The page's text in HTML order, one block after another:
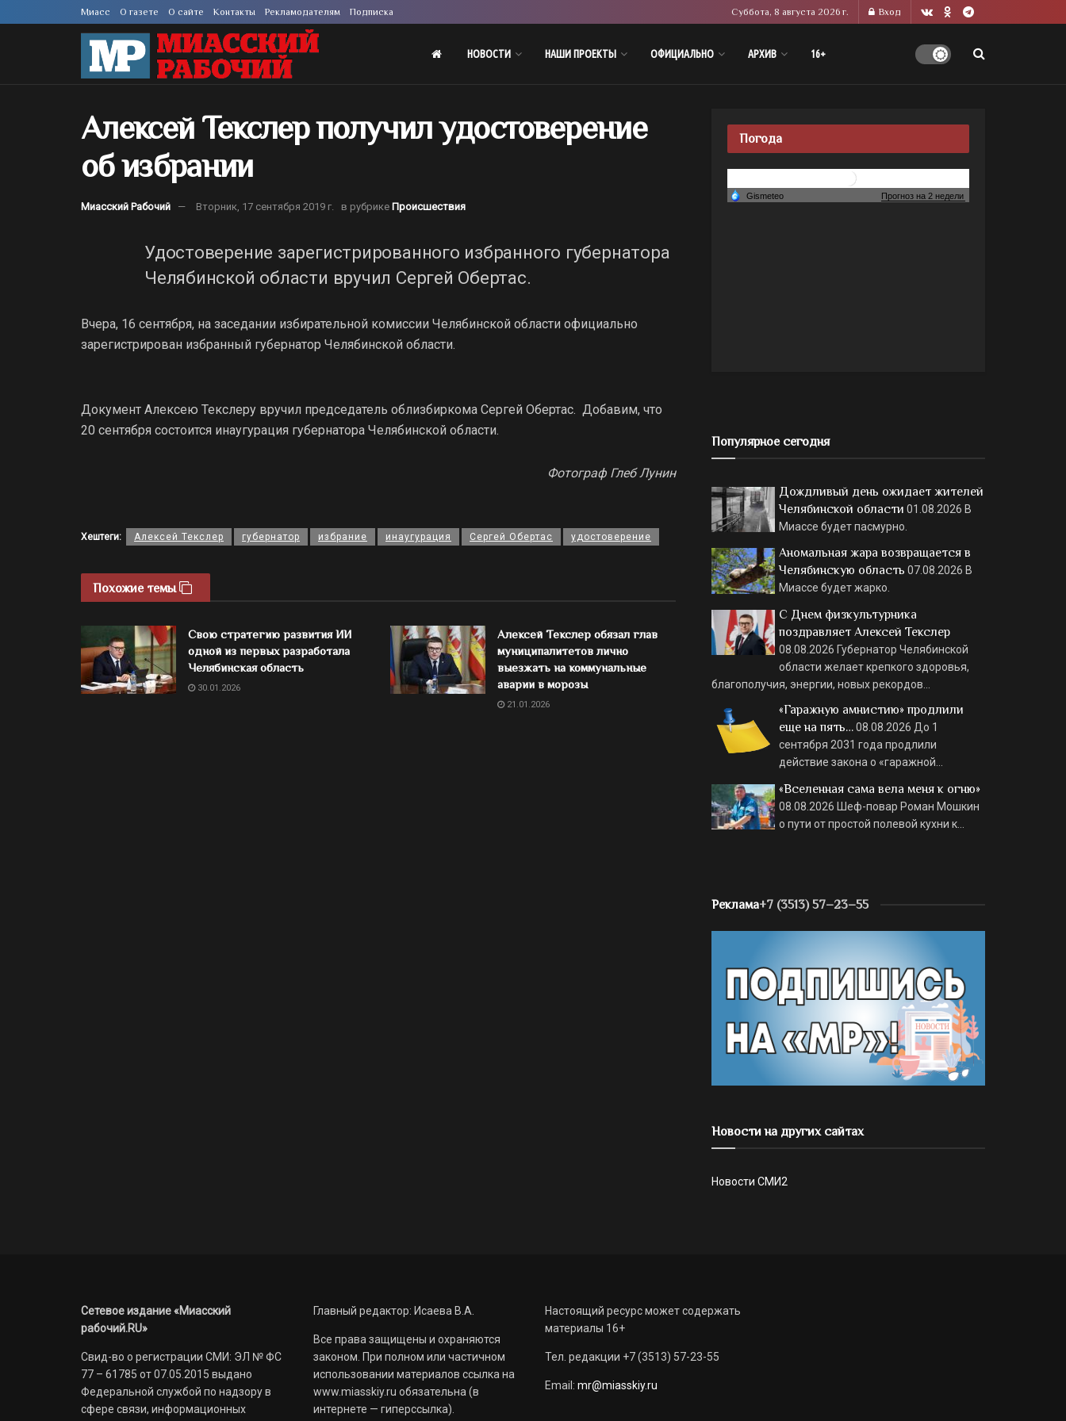
Миасс О газете О сайте Контакты Рекламодателям Подписка Суббота, 8 августа 2026 г. Вход
НОВОСТИ НАШИ ПРОЕКТЫ ОФИЦИАЛЬНО АРХИВ 16+
Алексей Текслер получил удостоверение
об избрании
Миасский Рабочий Вторник, 17 сентября 2019 г. в рубрике Происшествия
Удостоверение зарегистрированного избранного губернатора
Челябинской области вручил Сергей Обертас.
Вчера, 16 сентября, на заседании избирательной комиссии Челябинской области официально
зарегистрирован избранный губернатор Челябинской области.
Документ Алексею Текслеру вручил председатель облизбиркома Сергей Обертас. Добавим, что
20 сентября состоится инаугурация губернатора Челябинской области.
Фотограф Глеб Лунин
Хештеги: Алексей Текслер губернатор избрание инаугурация Сергей Обертас удостоверение
Похожие темы
Свою стратегию развития ИИ
одной из первых разработала
Челябинская область
30.01.2026
Алексей Текслер обязал глав
муниципалитетов лично
выезжать на коммунальные
аварии в морозы
21.01.2026
Погода
Популярное сегодня
Дождливый день ожидает жителей
Челябинской области 01.08.2026 В
Миассе будет пасмурно.
Аномальная жара возвращается в
Челябинскую область 07.08.2026 В
Миассе будет жарко.
С Днем физкультурника
поздравляет Алексей Текслер
08.08.2026 Губернатор Челябинской
области желает крепкого здоровья,
благополучия, энергии, новых рекордов…
«Гаражную амнистию» продлили
еще на пять…08.08.2026 До 1
сентября 2031 года продлили
действие закона о «гаражной…
«Вселенная сама вела меня к огню»
08.08.2026 Шеф-повар Роман Мошкин
о пути от простой полевой кухни к…
Реклама+7 (3513) 57–23–55
Новости на других сайтах
Новости СМИ2
Сетевое издание «Миасский
рабочий.RU»
Свид-во о регистрации СМИ: ЭЛ № ФС
77 – 61785 от 07.05.2015 выдано
Федеральной службой по надзору в
сфере связи, информационных
Главный редактор: Исаева В.А.
Все права защищены и охраняются
законом. При полном или частичном
использовании материалов ссылка на
www.miasskiy.ru обязательна (в
интернете — гиперссылка).
Настоящий ресурс может содержать
материалы 16+
Тел. редакции +7 (3513) 57-23-55
Email: mr@miasskiy.ru